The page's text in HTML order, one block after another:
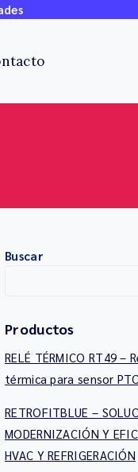
Buscar
Productos
RELÉ TÉRMICO RT49 –
térmica para sensor PTC
RETROFITBLUE –
MODERNIZACIÓN Y
HVAC Y REFRIGERACIÓN